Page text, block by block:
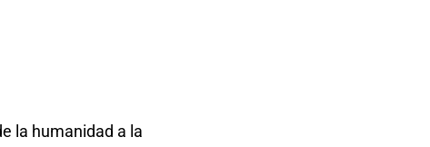
la humanidad a la